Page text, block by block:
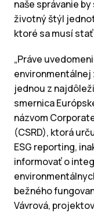
naše správanie
životný štýl
ktoré sa musí
„Práve
jednou z
smernica
názvom
(CSRD), ktorá
ESG reporting,
informovať o
bežného
Vávrová,